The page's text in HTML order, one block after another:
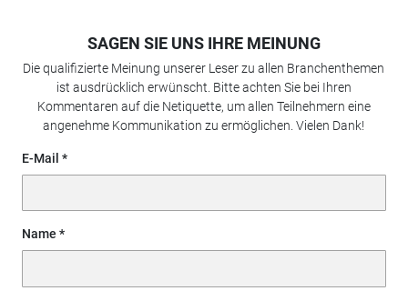
SAGEN SIE UNS IHRE MEINUNG
Die qualifizierte Meinung unserer Leser zu allen Branchenthemen
ist ausdrücklich erwünscht. Bitte achten Sie bei Ihren
Kommentaren auf die Netiquette, um allen Teilnehmern eine
angenehme Kommunikation zu ermöglichen. Vielen Dank!
E-Mail
Name